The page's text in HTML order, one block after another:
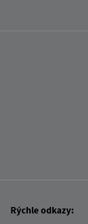
Rýchle odkazy: